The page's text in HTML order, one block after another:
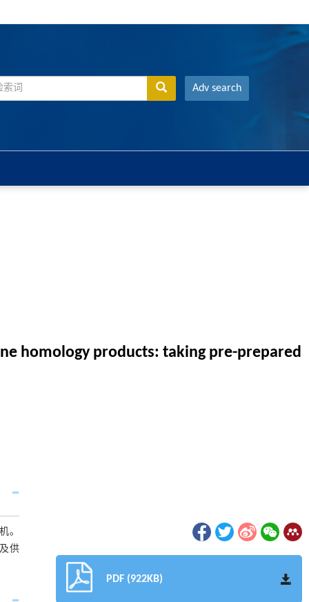
Adv search
homology products: taking pre-prepared
。
供
PDF (922KB)